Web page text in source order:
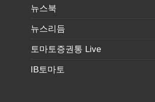
뉴스북
뉴스리듬
토마토증권통 Live
IB토마토